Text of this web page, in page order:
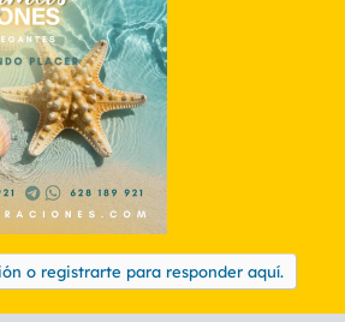
o registrarte para responder aquí.